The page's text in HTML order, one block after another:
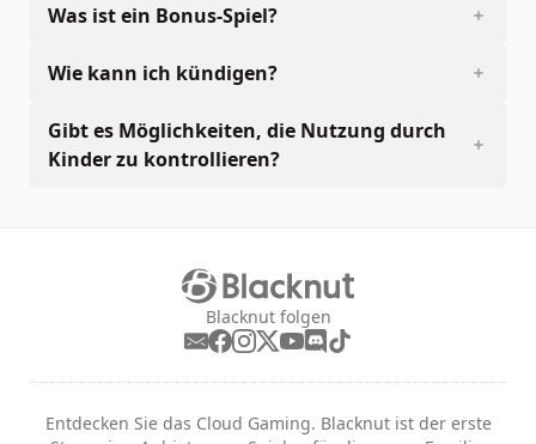
Was ist ein Bonus-Spiel?
Wie kann ich kündigen?
Gibt es Möglichkeiten, die Nutzung durch
Kinder zu kontrollieren?
Blacknut folgen
Entdecken Sie das Cloud Gaming. Blacknut ist der erste